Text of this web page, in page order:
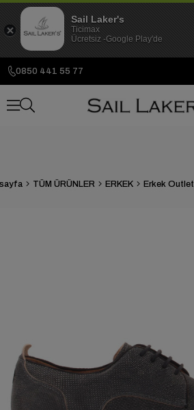
0850 441 55 77
TÜM ÜRÜNLER ERKEK Erkek Outlet
Sail Laker's
Ticimax
Ücretsiz -Google Play'de